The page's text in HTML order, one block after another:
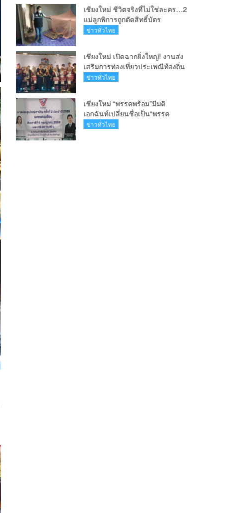
เชียงใหม่ ชีวิตจริงที่ไม่ใช่ละคร…2
แม่ลูกพิการถูกตัดสิทธิ์บัตร
สวัสดิการฯ วอนรัฐทบทวนเกณฑ์
ข่าวทั่วไทย
เชียงใหม่ เปิดฉากยิ่งใหญ่! งานส่ง
เสริมการท่องเที่ยวประเพณีท้องถิ่น
วิถีชาติพันธุ์ล้านนา(คลิป)
ข่าวทั่วไทย
เชียงใหม่ “พรรคพร้อม”มีมติ
เอกฉันท์เปลี่ยนชื่อเป็น“พรรค
ศรัทธา”ดึง“มาร์ค พิตบูล”นำทัพ
ข่าวทั่วไทย